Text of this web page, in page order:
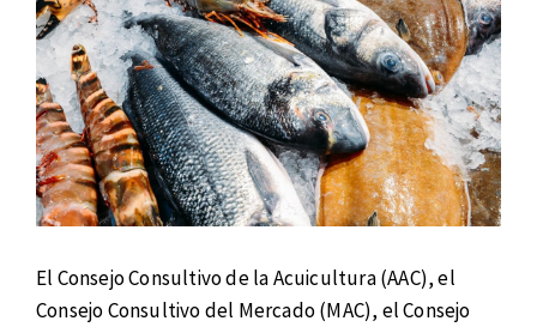
El Consejo Consultivo de la Acuicultura (AAC), el
Consejo Consultivo del Mercado (MAC), el Consejo